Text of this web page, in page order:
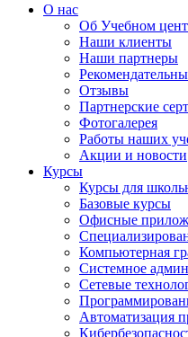
О нас
Об Учебном
Наши клиенты
Наши партнеры
Отзывы
Партнерские
Фотогалерея
Работы наших
Акции и новости
Курсы
Курсы для
Базовые курсы
Офисные
Компьютерная
Системное
Сетевые
Автоматизация